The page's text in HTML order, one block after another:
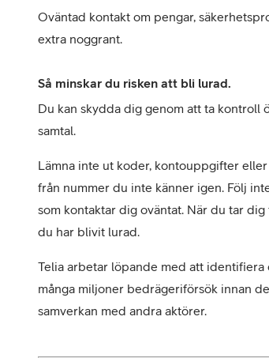
Oväntad kontakt om pengar,
extra noggrant.
Så minskar du risken att bli lurad.
Du kan skydda dig genom att ta kontroll
samtal.
Lämna inte ut koder, kontouppgifter
från nummer du inte känner igen. Följ
som kontaktar dig oväntat. När du tar
du har blivit lurad.
Telia arbetar löpande med att
många miljoner bedrägeriförsök innan
samverkan med andra aktörer.